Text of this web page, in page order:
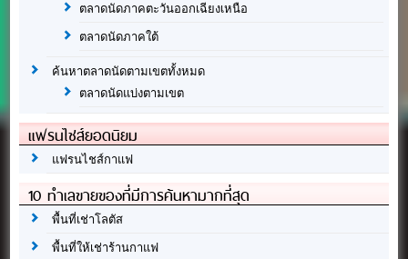
ตลาดนัดภาคตะวันออกเฉียงเหนือ
ตลาดนัดภาคใต้
ค้นหาตลาดนัดตามเขตทั้งหมด
ตลาดนัดแบ่งตามเขต
แฟรนไชส์ยอดนิยม
แฟรนไชส์กาแฟ
10 ทำเลขายของที่มีการค้นหามากที่สุด
พื้นที่เช่าโลตัส
พื้นที่ให้เช่าร้านกาแฟ